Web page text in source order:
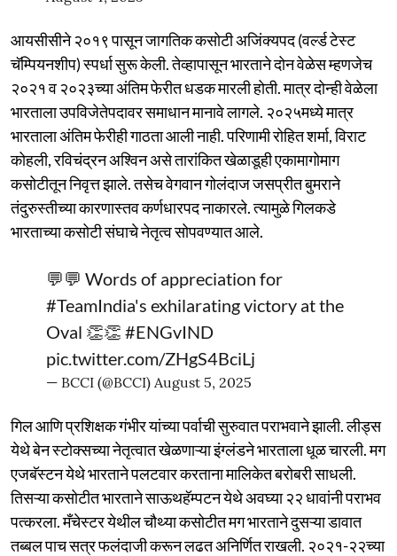
आयसीसीने २०१९ पासून जागतिक कसोटी अजिंक्यपद (वर्ल्ड टेस्ट
चॅम्पियनशीप) स्पर्धा सुरू केली. तेव्हापासून भारताने दोन वेळेस म्हणजेच
२०२१ व २०२३च्या अंतिम फेरीत धडक मारली होती. मात्र दोन्ही वेळेला
भारताला उपविजेतेपदावर समाधान मानावे लागले. २०२५मध्ये मात्र
भारताला अंतिम फेरीही गाठता आली नाही. परिणामी रोहित शर्मा, विराट
कोहली, रविचंद्रन अश्विन असे तारांकित खेळाडूही एकामागोमाग
कसोटीतून निवृत्त झाले. तसेच वेगवान गोलंदाज जसप्रीत बुमराने
तंदुरुस्तीच्या कारणास्तव कर्णधारपद नाकारले. त्यामुळे गिलकडे
भारताच्या कसोटी संघाचे नेतृत्व सोपवण्यात आले.
💬💬 Words of appreciation for
#TeamIndia's exhilarating victory at the
Oval 👏👏 #ENGvIND
pic.twitter.com/ZHgS4BciLj
— BCCI (@BCCI) August 5, 2025
गिल आणि प्रशिक्षक गंभीर यांच्या पर्वाची सुरुवात पराभवाने झाली. लीड्स
येथे बेन स्टोक्सच्या नेतृत्वात खेळणाऱ्या इंग्लंडने भारताला धूळ चारली. मग
एजबॅस्टन येथे भारताने पलटवार करताना मालिकेत बरोबरी साधली.
तिसऱ्या कसोटीत भारताने साऊथहॅम्पटन येथे अवघ्या २२ धावांनी पराभव
पत्करला. मँचेस्टर येथील चौथ्या कसोटीत मग भारताने दुसऱ्या डावात
तब्बल पाच सत्र फलंदाजी करून लढत अनिर्णित राखली. २०२१-२२च्या